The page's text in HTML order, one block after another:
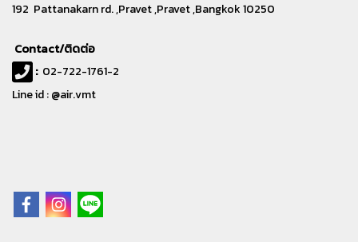
192 Pattanakarn rd. ,Pravet ,Pravet ,Bangkok 10250
Contact/ติดต่อ
: 02-722-1761-2
Line id : @air.vmt